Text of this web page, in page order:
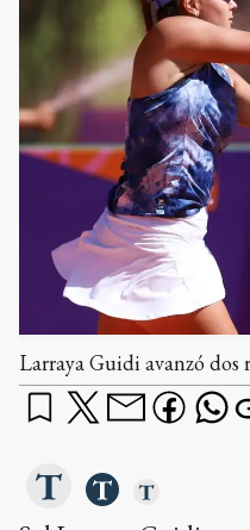
Larraya Guidi avanzó dos